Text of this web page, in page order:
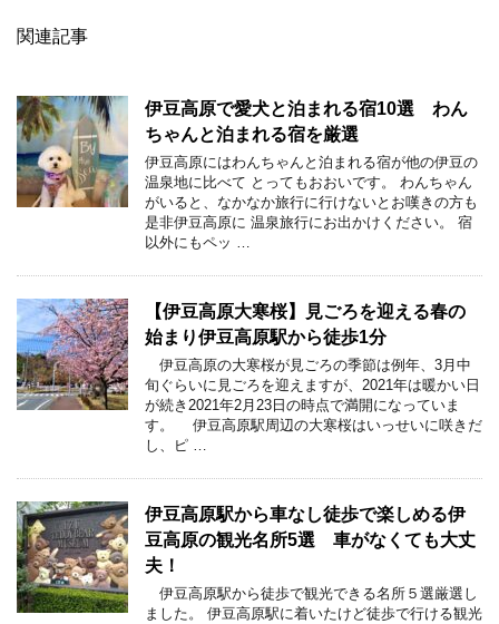
関連記事
伊豆高原で愛犬と泊まれる宿10選 わん
ちゃんと泊まれる宿を厳選
伊豆高原にはわんちゃんと泊まれる宿が他の伊豆の
温泉地に比べて とってもおおいです。 わんちゃん
がいると、なかなか旅行に行けないとお嘆きの方も
是非伊豆高原に 温泉旅行にお出かけください。 宿
以外にもペッ …
【伊豆高原大寒桜】見ごろを迎える春の
始まり伊豆高原駅から徒歩1分
伊豆高原の大寒桜が見ごろの季節は例年、3月中
旬ぐらいに見ごろを迎えますが、2021年は暖かい日
が続き2021年2月23日の時点で満開になっていま
す。 伊豆高原駅周辺の大寒桜はいっせいに咲きだ
し、ピ …
伊豆高原駅から車なし徒歩で楽しめる伊
豆高原の観光名所5選 車がなくても大丈
夫！
伊豆高原駅から徒歩で観光できる名所５選厳選し
ました。 伊豆高原駅に着いたけど徒歩で行ける観光